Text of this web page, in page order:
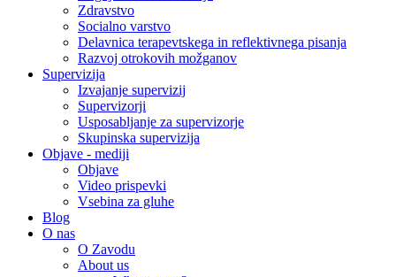
Zdravstvo
Socialno varstvo
Delavnica terapevtskega in reflektivnega pisanja
Razvoj otrokovih možganov
Supervizija
Izvajanje supervizij
Supervizorji
Usposabljanje za supervizorje
Skupinska supervizija
Objave - mediji
Objave
Video prispevki
Vsebina za gluhe
Blog
O nas
O Zavodu
About us